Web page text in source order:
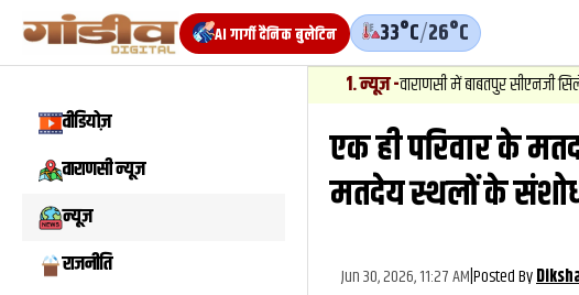
AI गार्गी दैनिक बुलेटिन 33°C/26°C
वाराणसी में बाबतपुर सीएनजी सिलेंडर से गैस
वीडियोज़
वाराणसी न्यूज़
न्यूज़
राजनीति
एक ही परिवार के
मतदेय स्थलों के
Jun 30, 2026, 11:27 AM|Posted By